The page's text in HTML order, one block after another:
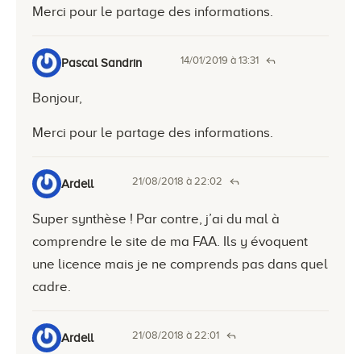
Merci pour le partage des informations.
Pascal Sandrin 14/01/2019 à 13:31
Bonjour,
Merci pour le partage des informations.
Ardell 21/08/2018 à 22:02
Super synthèse ! Par contre, j’ai du mal à
comprendre le site de ma FAA. Ils y évoquent
une licence mais je ne comprends pas dans quel
cadre.
Ardell 21/08/2018 à 22:01